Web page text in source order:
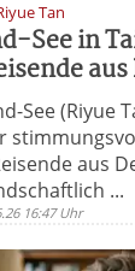
Tan
See in
See (Riyue
aus
...
16:47 Uhr